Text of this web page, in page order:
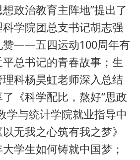
政治教育主阵地”提出了
学院团总支书记胡志强
赞——五四运动100周年有
总书记的青春故事；生
科杨昊虹老师深入总结
《科学配比，熬好“思政
学与统计学院就业指导中
无我之心筑有我之梦》
学生如何铸就中国梦；